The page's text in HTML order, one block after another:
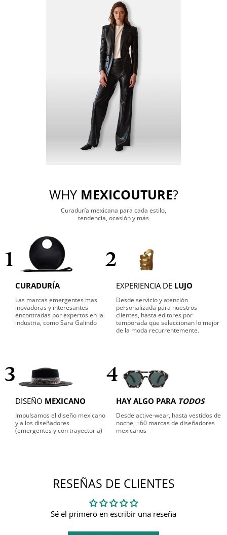
WHY MEXICOUTURE?
Curaduría mexicana para cada estilo,
tendencia, ocasión y más
1
CURADURÍA
Las marcas emergentes mas
inovadoras y interesantes
encontradas por expertos en la
industria, como Sara Galindo
2
EXPERIENCIA DE LUJO
Desde servicio y atención
personalizada para nuestros
clientes, hasta editores por
temporada que seleccionan lo mejor
de la moda recurrentemente.
3
DISEÑO MEXICANO
Impulsamos el diseño mexicano
y a los diseñadores
(emergentes y con trayectoria)
4
HAY ALGO PARA TODOS
Desde active-wear, hasta vestidos de
noche, +60 marcas de diseñadores
mexicanos
RESEÑAS DE CLIENTES
Sé el primero en escribir una reseña